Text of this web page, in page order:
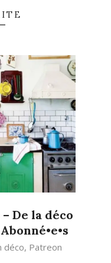
De la déco
déco, Patreon